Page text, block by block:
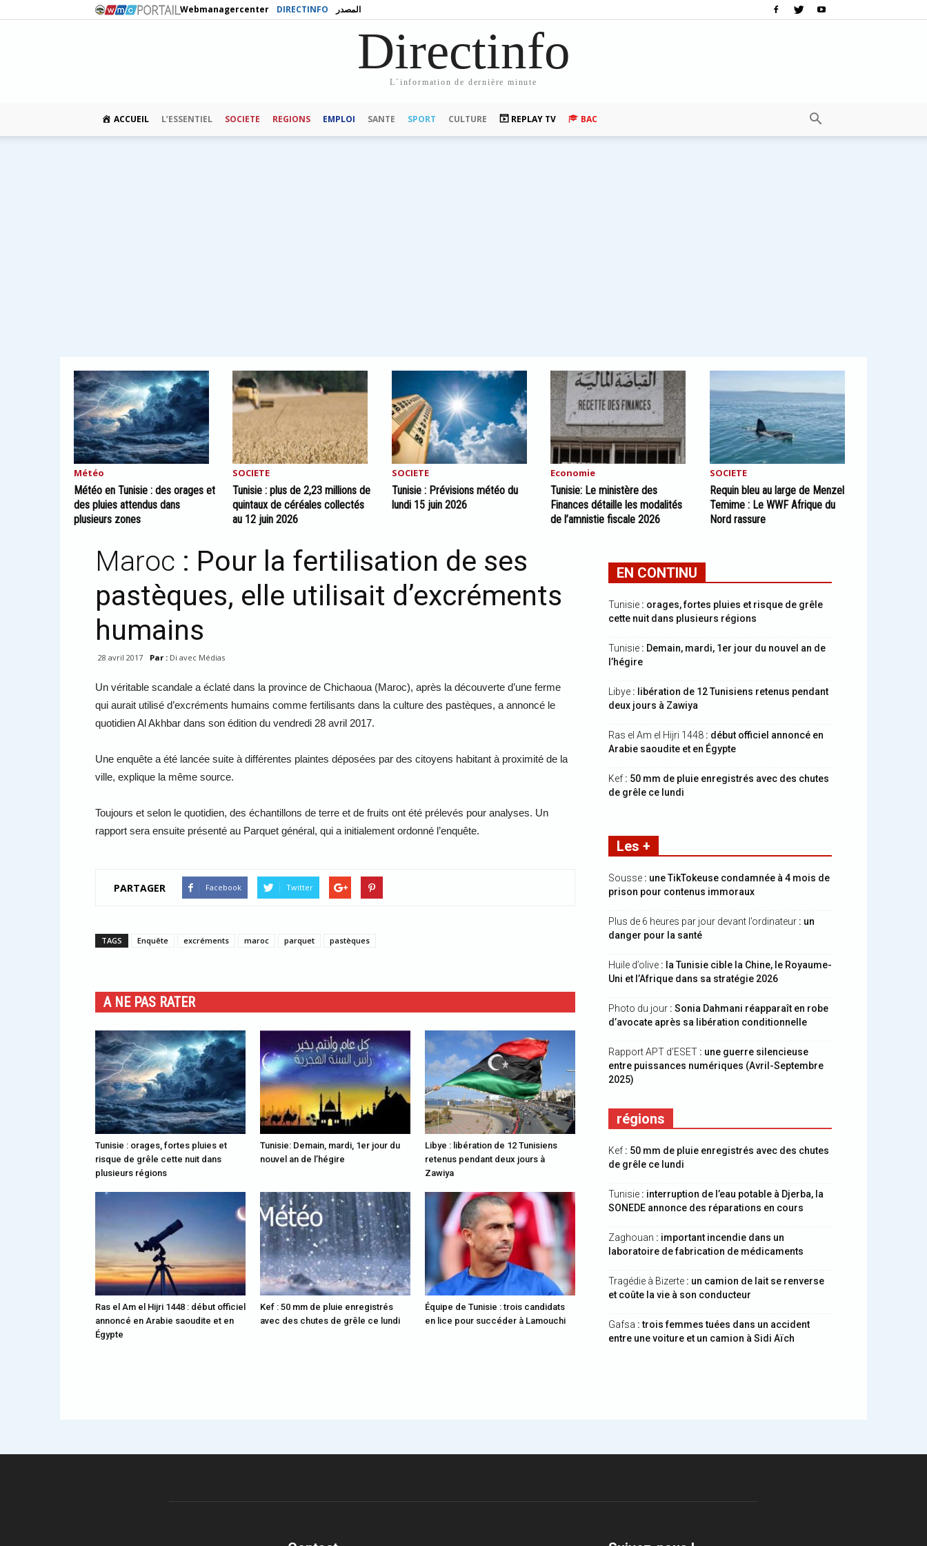
Webmanagercenter DIRECTINFO المصدر
Directinfo
L`information de dernière minute
ACCUEIL L’ESSENTIEL SOCIETE REGIONS EMPLOI SANTE SPORT CULTURE REPLAY TV BAC
Météo
Météo en Tunisie : des orages et
des pluies attendus dans
plusieurs zones
SOCIETE
Tunisie : plus de 2,23 millions de
quintaux de céréales collectés
au 12 juin 2026
SOCIETE
Tunisie : Prévisions météo du
lundi 15 juin 2026
Economie
Tunisie: Le ministère des
Finances détaille les modalités
de l’amnistie fiscale 2026
SOCIETE
Requin bleu au large de Menzel
Temime : Le WWF Afrique du
Nord rassure
Maroc : Pour la fertilisation de ses
pastèques, elle utilisait d’excréments
humains
28 avril 2017 Par : Di avec Médias
Un véritable scandale a éclaté dans la province de Chichaoua (Maroc), après la découverte d’une ferme
qui aurait utilisé d’excréments humains comme fertilisants dans la culture des pastèques, a annoncé le
quotidien Al Akhbar dans son édition du vendredi 28 avril 2017.
Une enquête a été lancée suite à différentes plaintes déposées par des citoyens habitant à proximité de la
ville, explique la même source.
Toujours et selon le quotidien, des échantillons de terre et de fruits ont été prélevés pour analyses. Un
rapport sera ensuite présenté au Parquet général, qui a initialement ordonné l’enquête.
PARTAGER Facebook Twitter
TAGS Enquête excréments maroc parquet pastèques
A NE PAS RATER
Tunisie : orages, fortes pluies et
risque de grêle cette nuit dans
plusieurs régions
Tunisie: Demain, mardi, 1er jour du
nouvel an de l’hégire
Libye : libération de 12 Tunisiens
retenus pendant deux jours à
Zawiya
Ras el Am el Hijri 1448 : début officiel
annoncé en Arabie saoudite et en
Égypte
Kef : 50 mm de pluie enregistrés
avec des chutes de grêle ce lundi
Équipe de Tunisie : trois candidats
en lice pour succéder à Lamouchi
EN CONTINU
Tunisie : orages, fortes pluies et risque de grêle
cette nuit dans plusieurs régions
Tunisie : Demain, mardi, 1er jour du nouvel an de
l’hégire
Libye : libération de 12 Tunisiens retenus pendant
deux jours à Zawiya
Ras el Am el Hijri 1448 : début officiel annoncé en
Arabie saoudite et en Égypte
Kef : 50 mm de pluie enregistrés avec des chutes
de grêle ce lundi
Les +
Sousse : une TikTokeuse condamnée à 4 mois de
prison pour contenus immoraux
Plus de 6 heures par jour devant l’ordinateur : un
danger pour la santé
Huile d’olive : la Tunisie cible la Chine, le Royaume-
Uni et l’Afrique dans sa stratégie 2026
Photo du jour : Sonia Dahmani réapparaît en robe
d’avocate après sa libération conditionnelle
Rapport APT d’ESET : une guerre silencieuse
entre puissances numériques (Avril-Septembre
2025)
régions
Kef : 50 mm de pluie enregistrés avec des chutes
de grêle ce lundi
Tunisie : interruption de l’eau potable à Djerba, la
SONEDE annonce des réparations en cours
Zaghouan : important incendie dans un
laboratoire de fabrication de médicaments
Tragédie à Bizerte : un camion de lait se renverse
et coûte la vie à son conducteur
Gafsa : trois femmes tuées dans un accident
entre une voiture et un camion à Sidi Aïch